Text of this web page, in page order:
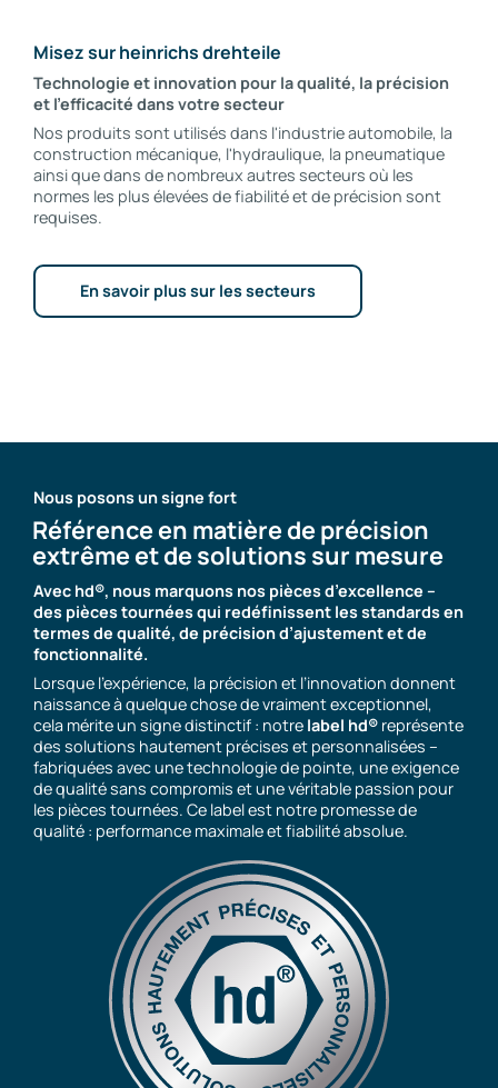
Misez sur heinrichs drehteile
Technologie et innovation pour la qualité, la précision
et l'efficacité dans votre secteur
Nos produits sont utilisés dans l'industrie automobile, la
construction mécanique, l'hydraulique, la pneumatique
ainsi que dans de nombreux autres secteurs où les
normes les plus élevées de fiabilité et de précision sont
requises.
En savoir plus sur les secteurs
Nous posons un signe fort
Référence en matière de précision
extrême et de solutions sur mesure
Avec hd®, nous marquons nos pièces d’excellence –
des pièces tournées qui redéfinissent les standards en
termes de qualité, de précision d’ajustement et de
fonctionnalité.
Lorsque l’expérience, la précision et l’innovation donnent
naissance à quelque chose de vraiment exceptionnel,
cela mérite un signe distinctif : notre label hd® représente
des solutions hautement précises et personnalisées –
fabriquées avec une technologie de pointe, une exigence
de qualité sans compromis et une véritable passion pour
les pièces tournées. Ce label est notre promesse de
qualité : performance maximale et fiabilité absolue.